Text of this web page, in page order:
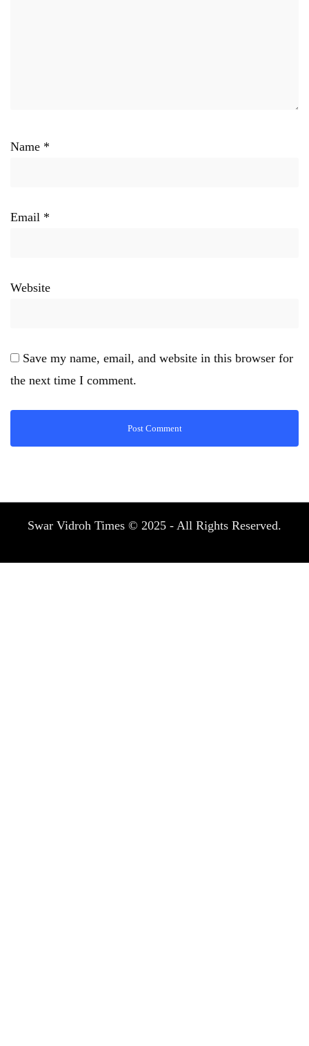
Name *
Email *
Website
Save my name, email, and website in this browser for
the next time I comment.
Swar Vidroh Times © 2025 - All Rights Reserved.